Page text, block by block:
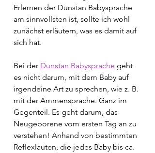
Erlernen der Dunstan Babysprache
am sinnvollsten ist, sollte ich wohl
zunächst erläutern, was es damit auf
sich hat.
Bei der Dunstan Babysprache geht
es nicht darum, mit dem Baby auf
irgendeine Art zu sprechen, wie z. B.
mit der Ammensprache. Ganz im
Gegenteil. Es geht darum, das
Neugeborene vom ersten Tag an zu
verstehen! Anhand von bestimmten
Reflexlauten, die jedes Baby bis ca.